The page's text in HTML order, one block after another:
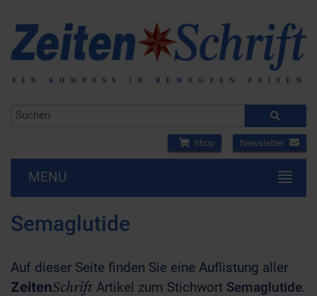
Shop Newsletter
MENU
Semaglutide
Auf dieser Seite finden Sie eine Auflistung aller
ZeitenSchrift Artikel zum Stichwort Semaglutide.